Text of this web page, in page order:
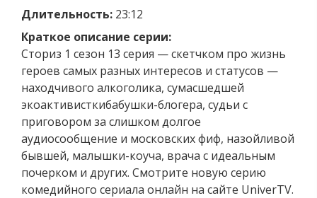
Длительность: 23:12
Краткое описание серии:
Сториз 1 сезон 13 серия — скетчком про жизнь
героев самых разных интересов и статусов —
находчивого алкоголика, сумасшедшей
экоактивисткибабушки-блогера, судьи с
приговором за слишком долгое
аудиосообщение и московских фиф, назойливой
бывшей, малышки-коуча, врача с идеальным
почерком и других. Смотрите новую серию
комедийного сериала онлайн на сайте UniverTV.